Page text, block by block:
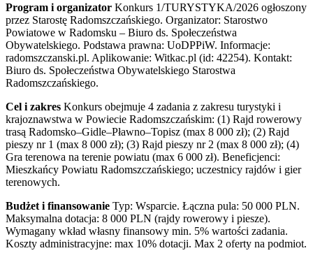
Program i organizator Konkurs 1/TURYSTYKA/2026 ogłoszony
przez Starostę Radomszczańskiego. Organizator: Starostwo
Powiatowe w Radomsku – Biuro ds. Społeczeństwa
Obywatelskiego. Podstawa prawna: UoDPPiW. Informacje:
radomszczanski.pl. Aplikowanie: Witkac.pl (id: 42254). Kontakt:
Biuro ds. Społeczeństwa Obywatelskiego Starostwa
Radomszczańskiego.
Cel i zakres Konkurs obejmuje 4 zadania z zakresu turystyki i
krajoznawstwa w Powiecie Radomszczańskim: (1) Rajd rowerowy
trasą Radomsko–Gidle–Pławno–Topisz (max 8 000 zł); (2) Rajd
pieszy nr 1 (max 8 000 zł); (3) Rajd pieszy nr 2 (max 8 000 zł); (4)
Gra terenowa na terenie powiatu (max 6 000 zł). Beneficjenci:
Mieszkańcy Powiatu Radomszczańskiego; uczestnicy rajdów i gier
terenowych.
Budżet i finansowanie Typ: Wsparcie. Łączna pula: 50 000 PLN.
Maksymalna dotacja: 8 000 PLN (rajdy rowerowy i piesze).
Wymagany wkład własny finansowy min. 5% wartości zadania.
Koszty administracyjne: max 10% dotacji. Max 2 oferty na podmiot.